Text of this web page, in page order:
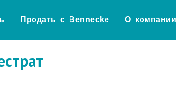
Продать с Bennecke О компании